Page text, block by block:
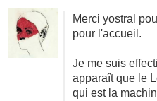
Merci yostral
pour l'accueil.
Je me suis
apparaît que le
qui est la